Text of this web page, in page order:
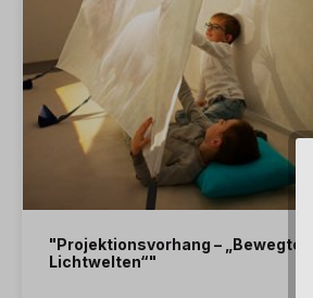
"Projektionsvorhang – „Bewegte
Lichtwelten“"